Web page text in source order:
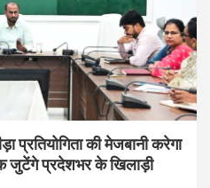
प्रतियोगिता की मेजबानी करेगा
जुटेंगे प्रदेशभर के खिलाड़ी